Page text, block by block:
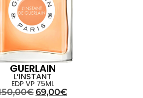
GUERLAIN
L’INSTANT
EDP VP 75ML
€69,00€